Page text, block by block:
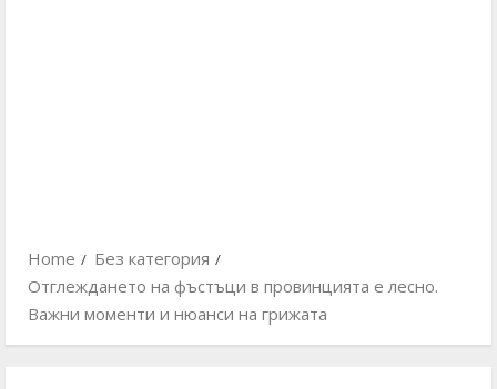
Home
Без категория
Отглеждането на фъстъци в провинцията е лесно.
Важни моменти и нюанси на грижата